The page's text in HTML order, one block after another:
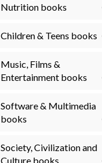
Nutrition books
Children & Teens books
Music, Films &
Entertainment books
Software & Multimedia
books
Society, Civilization and
Culture books